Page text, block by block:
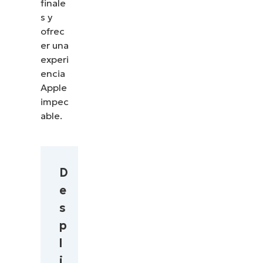
finale
s y
ofrec
er una
experi
encia
Apple
impec
able.
D
e
s
p
l